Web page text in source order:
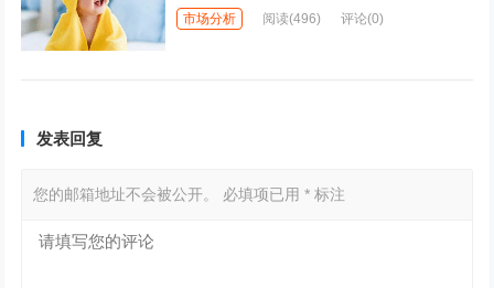
市场分析 阅读(496) 评论(0)
发表回复
您的邮箱地址不会被公开。 必填项已用* 标注